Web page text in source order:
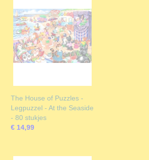
The House of Puzzles -
Legpuzzel - At the Seaside
- 80 stukjes
€ 14,99